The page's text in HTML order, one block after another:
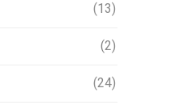
(13)
(2)
(24)